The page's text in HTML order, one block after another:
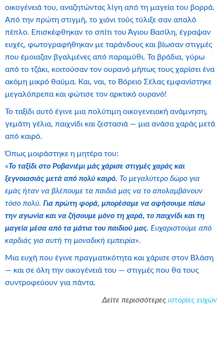
οικογένειά του, αναζητώντας λίγη από τη μαγεία του βορρά.
Από την πρώτη στιγμή, το χιόνι τούς τύλιξε σαν απαλό
πέπλο. Επισκέφθηκαν το σπίτι του Άγιου Βασίλη, έγραψαν
ευχές, φωτογραφήθηκαν με ταράνδους και βίωσαν στιγμές
που έμοιαζαν βγαλμένες από παραμύθι. Τα βράδια, γύρω
από το τζάκι, κοιτούσαν τον ουρανό μήπως τους χαρίσει ένα
ακόμη μικρό θαύμα. Και, ναι, το Βόρειο Σέλας εμφανίστηκε
μεγαλόπρεπα και φώτισε τον αρκτικό ουρανό!
Το ταξίδι αυτό έγινε μια πολύτιμη οικογενειακή ανάμνηση,
γεμάτη γέλια, παιχνίδι και ζεστασιά — μια ανάσα χαράς μετά
από καιρό.
Όπως μοιράστηκε η μητέρα του:
«Το ταξίδι στο Ροβανιέμι μάς χάρισε στιγμές χαράς και
ξεγνοιασιάς μετά από πολύ καιρό. Το μεγαλύτερο δώρο για
εμάς ήταν να βλέπουμε τα παιδιά μας να το απολαμβάνουν
τόσο πολύ. Για πρώτη φορά, μπορέσαμε να αφήσουμε πίσω
την αγωνία και να ζήσουμε μόνο τη χαρά, το παιχνίδι και τη
μαγεία μέσα από τα μάτια του παιδιού μας. Ευχαριστούμε από
καρδιάς για αυτή τη μοναδική εμπειρία».
Μια ευχή που έγινε πραγματικότητα και χάρισε στον Βλάση
— και σε όλη την οικογένειά του — στιγμές που θα τους
συντροφεύουν για πάντα.
Δείτε περισσότερες ιστορίες ευχών